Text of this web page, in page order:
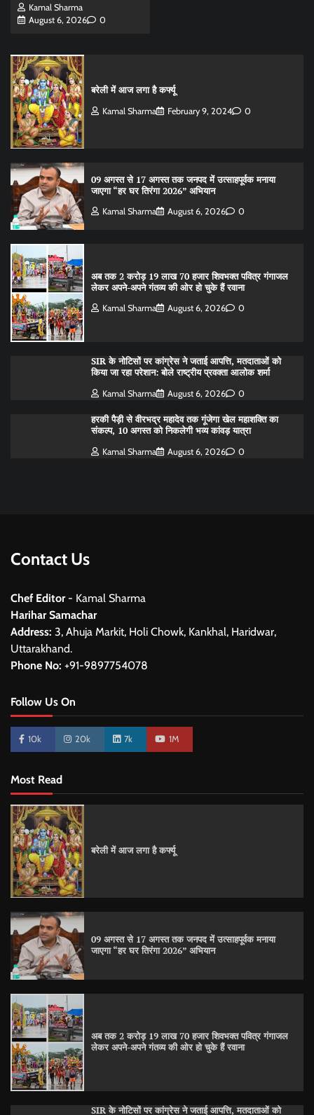
Kamal Sharma
August 6, 2026
0
बरेली में आज लगा है कर्फ्यू
Kamal Sharma February 9, 2024 0
09 अगस्त से 17 अगस्त तक जनपद में उत्साहपूर्वक मनाया
जाएगा “हर घर तिरंगा 2026” अभियान
Kamal Sharma August 6, 2026 0
अब तक 2 करोड़ 19 लाख 70 हजार शिवभक्त पवित्र गंगाजल
लेकर अपने-अपने गंतव्य की ओर हो चुके हैं रवाना
Kamal Sharma August 6, 2026 0
SIR के नोटिसों पर कांग्रेस ने जताई आपत्ति, मतदाताओं को
किया जा रहा परेशान: बोले राष्ट्रीय प्रवक्ता आलोक शर्मा
Kamal Sharma August 6, 2026 0
हरकी पैड़ी से वीरभद्र महादेव तक गूंजेगा खेल महाशक्ति का
संकल्प, 10 अगस्त को निकलेगी भव्य कांवड़ यात्रा
Kamal Sharma August 6, 2026 0
Contact Us
Chef Editor- Kamal Sharma
Harihar Samachar
Address: 3, Ahuja Markit, Holi Chowk, Kankhal, Haridwar,
Uttarakhand.
Phone No: +91-9897754078
Follow Us On
10k 20k 7k 1M
Most Read
बरेली में आज लगा है कर्फ्यू
09 अगस्त से 17 अगस्त तक जनपद में उत्साहपूर्वक मनाया
जाएगा “हर घर तिरंगा 2026” अभियान
अब तक 2 करोड़ 19 लाख 70 हजार शिवभक्त पवित्र गंगाजल
लेकर अपने-अपने गंतव्य की ओर हो चुके हैं रवाना
SIR के नोटिसों पर कांग्रेस ने जताई आपत्ति, मतदाताओं को